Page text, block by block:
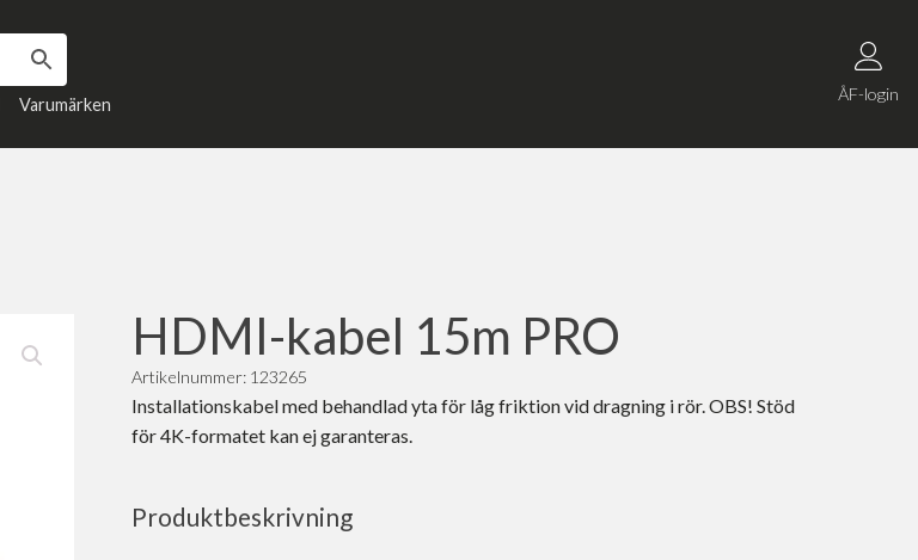
Varumärken
ÅF-login
HDMI-kabel 15m PRO
Artikelnummer: 123265
Installationskabel med behandlad yta för låg friktion vid dragning i rör. OBS! Stöd
för 4K-formatet kan ej garanteras.
Produktbeskrivning